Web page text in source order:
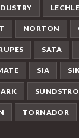
NORTON
SATA
SIA
TORNADOR